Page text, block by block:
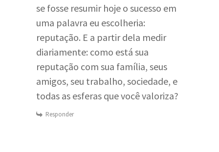
se fosse resumir hoje o sucesso em
uma palavra eu escolheria:
reputação. E a partir dela medir
diariamente: como está sua
reputação com sua família, seus
amigos, seu trabalho, sociedade, e
todas as esferas que você valoriza?
Responder